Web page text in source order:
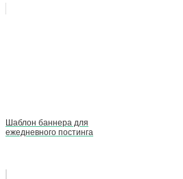
Шаблон баннера для
ежедневного постинга